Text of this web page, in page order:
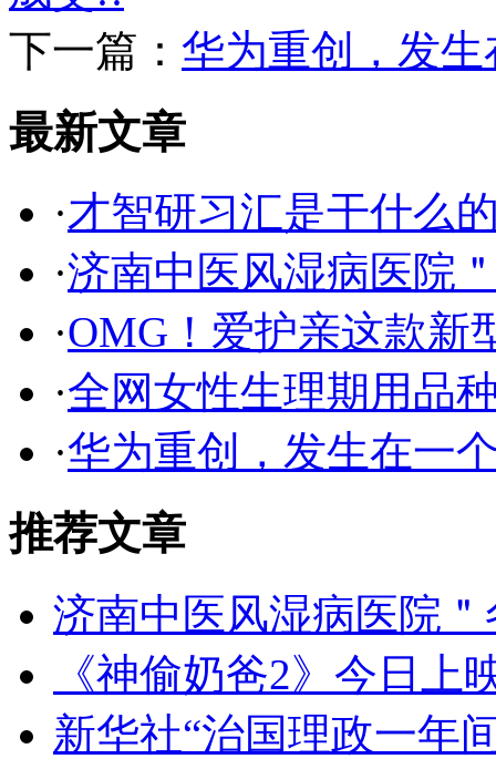
下一篇： 华为重创，发
最新文章
·才智研习汇是干什么
·济南中医风湿病医院
·OMG！爱护亲这款新
·全网女性生理期用品
·华为重创，发生在一
推荐文章
济南中医风湿病医院
《神偷奶爸2》今日上
新华社“治国理政一年